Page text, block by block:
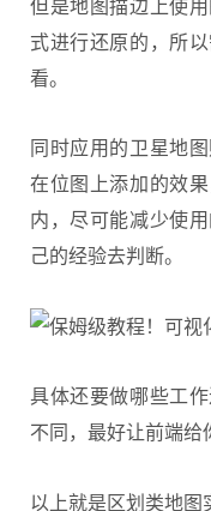
式进行还原的，所
看。
同时应用的卫星地
在位图上添加的效
内，尽可能减少使
己的经验去判断。
具体还要做哪些工
不同，最好让前端给
以上就是区划类地图